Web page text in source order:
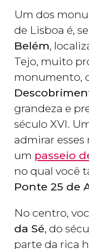
Um dos
de Lisboa é,
Belém,
Tejo, muito
monumento,
grandeza e
século XVI.
admirar
um passeio
no qual você
Ponte 25 de
No centro,
da Sé, do
parte da rica